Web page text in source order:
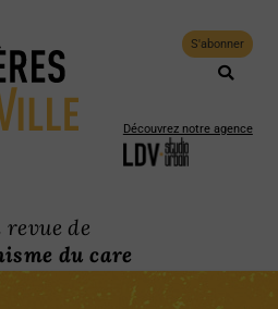
S'abonner
Découvrez notre agence
revue de
du care